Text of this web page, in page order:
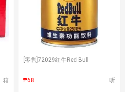
箱
[零售] 72029红牛Red Bull
₱68 听